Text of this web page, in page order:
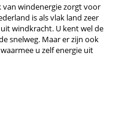
windenergie zorgt voor
is als vlak land zeer
windkracht. U kent wel de
snelweg. Maar er zijn ook
u zelf energie uit